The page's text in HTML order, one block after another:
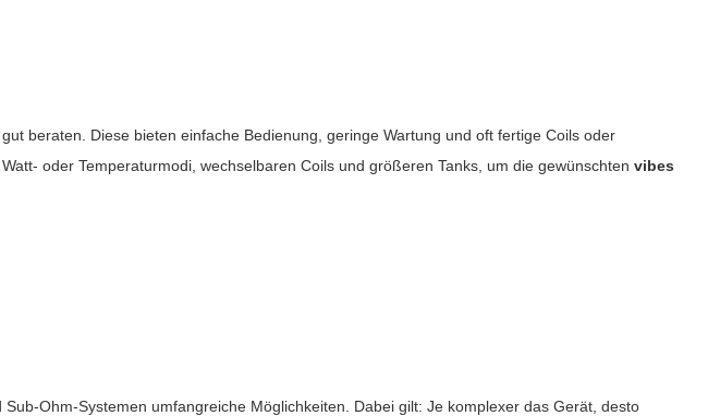
beraten. Diese bieten einfache Bedienung, geringe Wartung und oft fertige Coils oder
oder Temperaturmodi, wechselbaren Coils und größeren Tanks, um die gewünschtenvibes
Ohm-Systemen umfangreiche Möglichkeiten. Dabei gilt: Je komplexer das Gerät, desto